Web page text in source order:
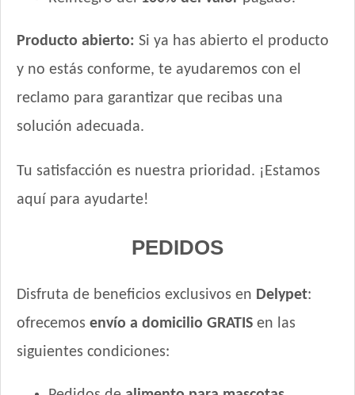
Producto abierto: Si ya has abierto el producto
y no estás conforme, te ayudaremos con el
reclamo para garantizar que recibas una
solución adecuada.
Tu satisfacción es nuestra prioridad. ¡Estamos
aquí para ayudarte!
PEDIDOS
Disfruta de beneficios exclusivos en Delypet:
ofrecemos envío a domicilio GRATIS en las
siguientes condiciones: